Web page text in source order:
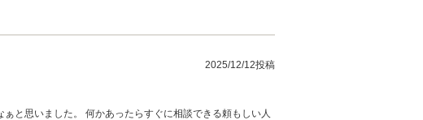
2025/12/12投稿
と思いました。 何かあったらすぐに相談できる頼もしい人